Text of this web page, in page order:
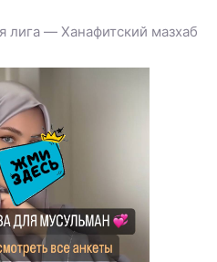
лига — Ханафитский мазхаб